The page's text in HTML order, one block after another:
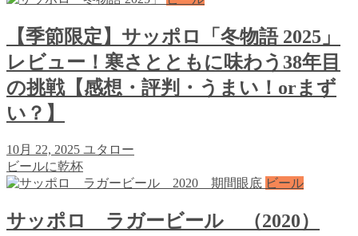
【季節限定】サッポロ「冬物語 2025」
レビュー！寒さとともに味わう38年目
の挑戦【感想・評判・うまい！orまず
い？】
10月 22, 2025 ユタロー
ビールに乾杯
ビール
サッポロ ラガービール （2020）